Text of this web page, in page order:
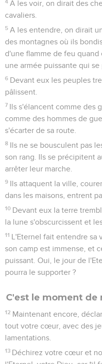
4 A les voir, on dirait des
cavaliers.
5 A les entendre, on dirait
des montagnes où ils
d'une flamme de feu
une armée puissante qui se
6 Devant eux les peuples
pâlissent.
7 Ils s'élancent comme des
comme des hommes de
s'écarter de sa route.
8 Ils ne se bousculent pas
son rang. Ils se précipitent
arrêter leur marche.
9 Ils attaquent la ville,
dans les maisons, entrent
10 Devant eux la terre
la lune s'obscurcissent et
11 L'Eternel fait entendre sa
son camp est immense, et
puissant. Oui, le jour de
pourra le supporter ?
C'est le moment de
12 Maintenant encore,
tout votre cœur, avec des
lamentations.
13 Déchirez votre cœur et